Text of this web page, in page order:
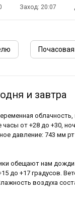
Заход: 20:07
и завтра
от +28 до +30,
давление: 743 мм
обещают нам
до +17 градусов.
воздуха